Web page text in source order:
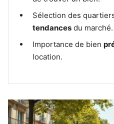
Sélection des
tendances du marché.
Importance de bien
location.